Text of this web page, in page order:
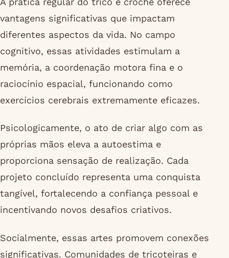
vantagens significativas que impactam
diferentes aspectos da vida. No campo
cognitivo, essas atividades estimulam a
memória, a coordenação motora fina e o
raciocínio espacial, funcionando como
exercícios cerebrais extremamente eficazes.
Psicologicamente, o ato de criar algo com as
próprias mãos eleva a autoestima e
proporciona sensação de realização. Cada
projeto concluído representa uma conquista
tangível, fortalecendo a confiança pessoal e
incentivando novos desafios criativos.
Socialmente, essas artes promovem conexões
significativas. Comunidades de tricoteiras e